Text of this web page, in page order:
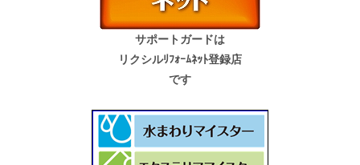
サポートガードは
リクシルﾘﾌｫｰﾑﾈｯﾄ登録店
です